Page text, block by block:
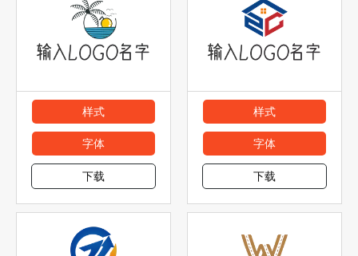
样式
字体
下载
样式
字体
下载